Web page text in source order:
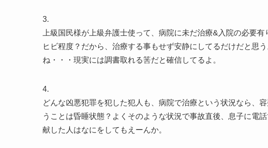
3.
上級国民様が上級弁護士使って、病院に未だ治療&入院の必要
ヒビ程度？だから、治療する事もせず安静にしてるだけだと思
ね・・・現実には調書取れる筈だと確信してるよ。
4.
どんな凶悪犯罪を犯した犯人も、病院で治療という状況なら、
うことは昏睡状態？よくそのような状況で事故直後、息子に電
献した人はなにをしてもえーんか。